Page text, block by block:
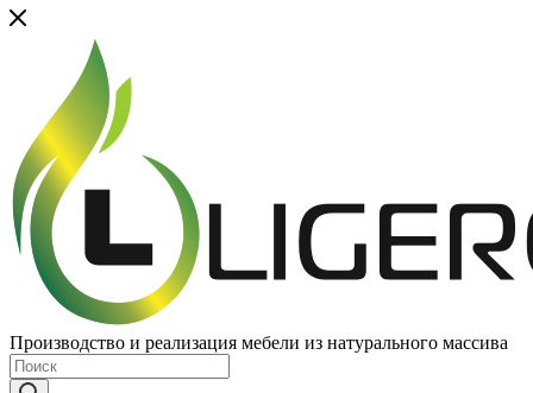
Производство и реализация мебели из натурального массива